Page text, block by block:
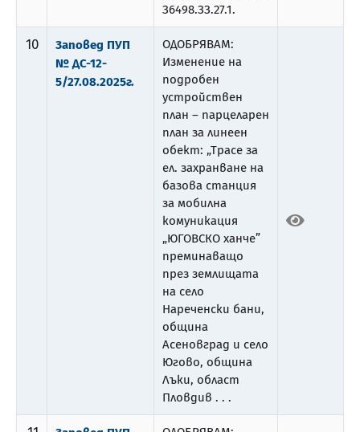
З6498.ЗЗ.27.1.
10
Заповед ПУП
№ ДС-12-
5/27.08.2025г.
ОДОБРЯВАМ:
Изменение на
подробен
устройствен
план – парцеларен
план за линеен
обект: „Трасе за
ел. захранване на
базова станция
за мобилна
комуникация
„ЮГОВСКО ханче”
преминаващо
през землищата
на село
Нареченски бани,
община
Асеновград и село
Югово, община
Лъки, област
Пловдив . . .